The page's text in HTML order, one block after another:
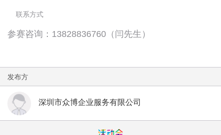
联系方式
参赛咨询：13828836760（闫先生）
发布方
深圳市众博企业服务有限公司